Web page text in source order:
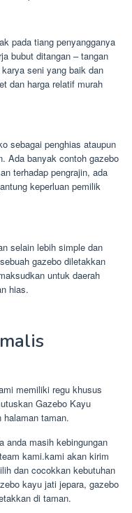
pada tiang penyangganya
bubut ditangan – tangan
seni yang baik dan
dan harga relatif murah
sebagai penghias ataupun
Ada banyak contoh gazebo
terhadap pengrajin, ada
keperluan pemilik
selain lebih simple dan
gazebo diletakkan
untuk daerah
hias.
memiliki regu khusus
Gazebo Kayu
taman.
anda masih kebingungan
kami.kami akan kirim
dan cocokkan kebutuhan
kayu jati jepara, gazebo
di taman.